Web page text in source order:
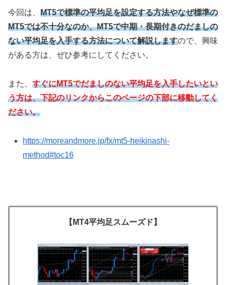
今回は、 MT5で標準の平均足を設定する方法やなぜ標準の
MT5では不十分なのか、MT5で中期・長期付きのだましの
ない平均足を入手する方法について解説しますので、興味
がある方は、ぜひ参考にしてください。
また、 すぐにMT5でだましのない平均足を入手したいとい
う方は、下記のリンクからこのページの下部に移動してく
ださい。
https://moreandmore.jp/fx/mt5-heikinashi-
method#toc16
【MT4平均足スムーズド】